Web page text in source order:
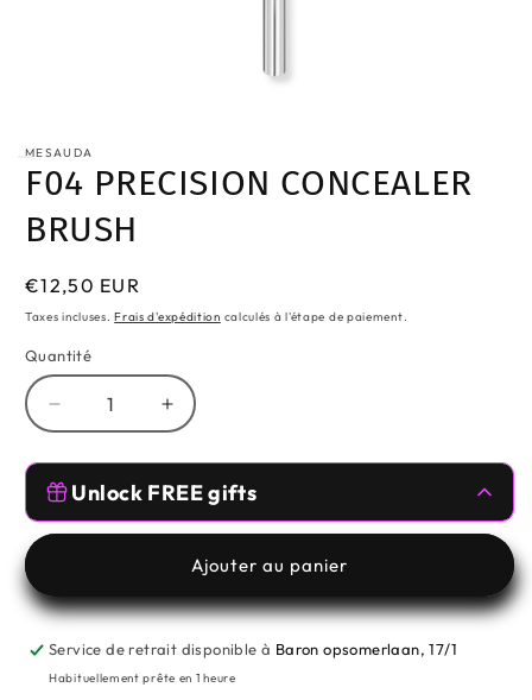
média
1
dans
fenêtre
modale
MESAUDA
F04 PRECISION CONCEALER
BRUSH
Prix
habituel
€12,50 EUR
Taxes incluses.Frais d'expédition calculés à l'étape de paiement.
Quantité
Réduire
la
quantité
de
PRECISION
Augmenter
la
quantité
de
PRECISION
CONCEALER
Unlock FREE gifts
Free Gifts 🥰
Spend€59.00more fromMESAUDA,
TOMVMAKEUPto unlock
Free Gifts 🥰
Spend€99.00more fromMESAUDA ,
TOMVMAKEUP
Ajouter au panier
Service de retrait disponible à Baron opsomerlaan, 17/1
Habituellement prête en 1 heure